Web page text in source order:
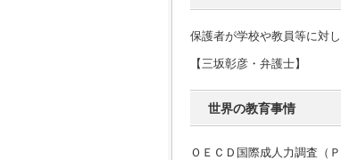
保護者が学校や教員等に対
【三坂彰彦・弁護士】
世界の教育事情
ＯＥＣＤ国際成人力調査（